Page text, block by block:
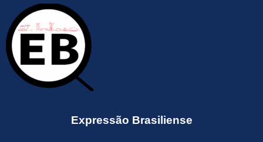
Expressão Brasiliense